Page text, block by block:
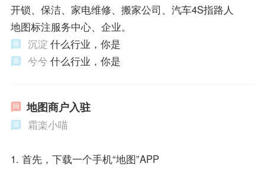
开锁、保洁、家电维修、搬家公司、汽车4S指路人
地图标注服务中心、企业。
沉淀 什么行业，你是
兮兮 什么行业，你是
地图商户入驻
霜楽小喵
1. 首先，下载一个手机“地图”APP